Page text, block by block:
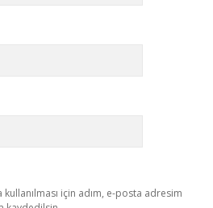
için adım, e-posta adresim